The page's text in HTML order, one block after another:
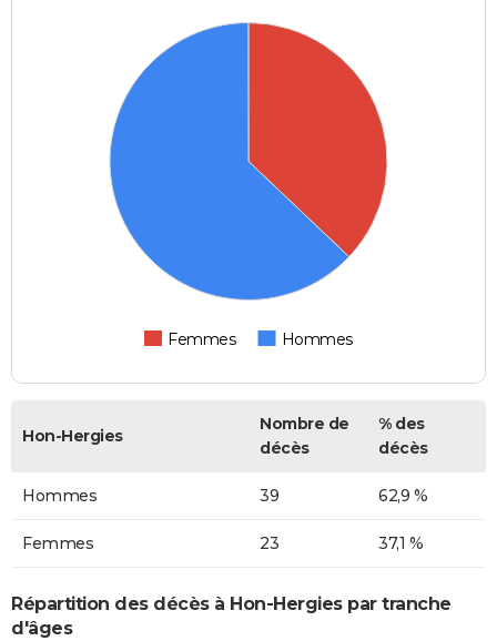
Femmes Hommes
Hon-Hergies
Nombre de
décès
% des
décès
Hommes 39 62,9 %
Femmes 23 37,1 %
Répartition des décès à Hon-Hergies par tranche
d'âges